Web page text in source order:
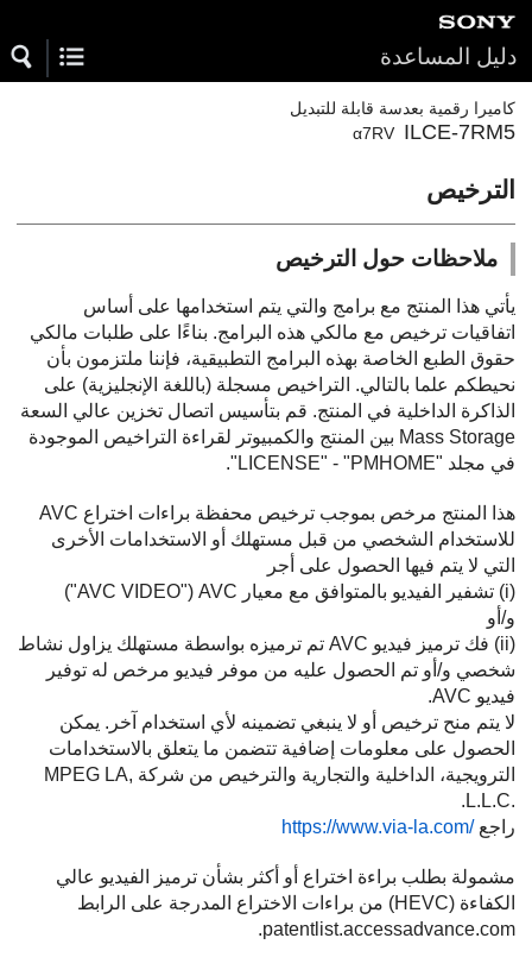
دليل المساعدة
كاميرا رقمية بعدسة قابلة للتبديل
ILCE-7RM5
α7RV
الترخيص
ملاحظات حول الترخيص
يأتي هذا المنتج مع برامج والتي يتم استخدامها على أساس
اتفاقيات ترخيص مع مالكي هذه البرامج. بناءًا على طلبات مالكي
حقوق الطبع الخاصة بهذه البرامج التطبيقية، فإننا ملتزمون بأن
نحيطكم علما بالتالي. التراخيص مسجلة (باللغة الإنجليزية) على
الذاكرة الداخلية في المنتج. قم بتأسيس اتصال تخزين عالي السعة
Mass Storage بين المنتج والكمبيوتر لقراءة التراخيص الموجودة
في مجلد "PMHOME" ‏- "LICENSE".
هذا المنتج مرخص بموجب ترخيص محفظة براءات اختراع AVC
للاستخدام الشخصي من قبل مستهلك أو الاستخدامات الأخرى
التي لا يتم فيها الحصول على أجر
(i) تشفير الفيديو بالمتوافق مع معيار AVC ‏("AVC VIDEO")
و/أو
(ii) فك ترميز فيديو AVC تم ترميزه بواسطة مستهلك يزاول نشاط
شخصي و/أو تم الحصول عليه من موفر فيديو مرخص له توفير
فيديو AVC.
لا يتم منح ترخيص أو لا ينبغي تضمينه لأي استخدام آخر. يمكن
الحصول على معلومات إضافية تتضمن ما يتعلق بالاستخدامات
الترويجية، الداخلية والتجارية والترخيص من شركة ‎MPEG LA,
L.L.C.‎.
راجع ‎https://www.via-la.com/
مشمولة بطلب براءة اختراع أو أكثر بشأن ترميز الفيديو عالي
الكفاءة (HEVC) من براءات الاختراع المدرجة على الرابط
patentlist.accessadvance.com.